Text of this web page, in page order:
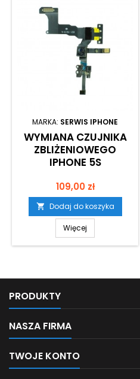
MARKA: SERWIS IPHONE
WYMIANA CZUJNIKA
ZBLIŻENIOWEGO
IPHONE 5S
Cena
109,00 zł
 Dodaj do koszyka
Więcej
PRODUKTY
NASZA FIRMA
TWOJE KONTO